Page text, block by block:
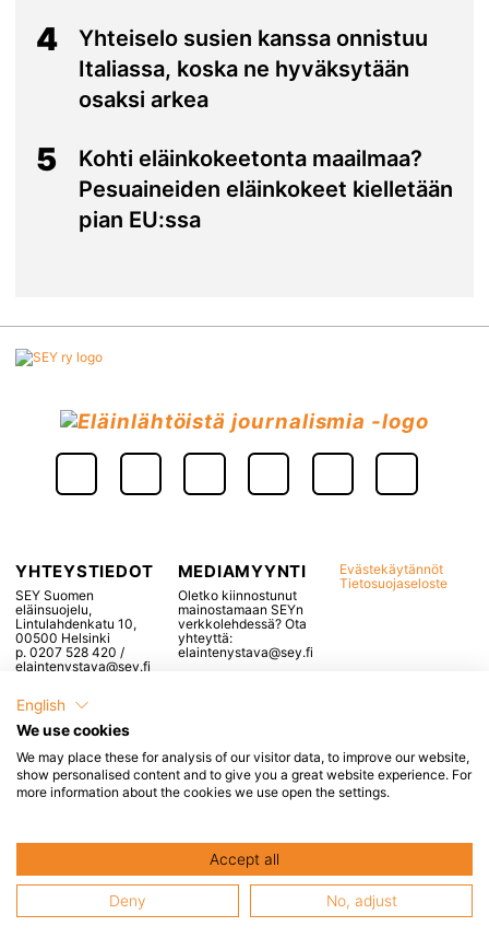
4
Yhteiselo susien kanssa onnistuu
Italiassa, koska ne hyväksytään
osaksi arkea
5
Kohti eläinkokeetonta maailmaa?
Pesuaineiden eläinkokeet kielletään
pian EU:ssa
YHTEYSTIEDOT
SEY Suomen
eläinsuojelu,
Lintulahdenkatu 10,
00500 Helsinki
p. 0207 528 420 /
elaintenystava@sey.fi
MEDIAMYYNTI
Oletko kiinnostunut
mainostamaan SEYn
verkkolehdessä? Ota
yhteyttä:
elaintenystava@sey.fi
Evästekäytännöt
Tietosuojaseloste
Popup otsikko, voidaan
Tähän tulee popupin sisältö, esimerkiksi
linkkejäyms.
English
We use cookies
We may place these for analysis of our visitor data, to improve our website,
show personalised content and to give you a great website experience. For
more information about the cookies we use open the settings.
Accept all
Deny No, adjust